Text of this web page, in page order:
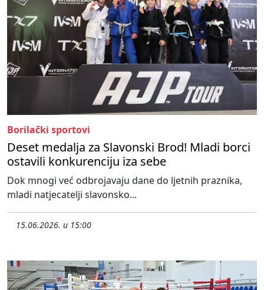
Borilački sportovi
Deset medalja za Slavonski Brod! Mladi borci
ostavili konkurenciju iza sebe
Dok mnogi već odbrojavaju dane do ljetnih praznika,
mladi natjecatelji slavonsko...
15.06.2026. u 15:00